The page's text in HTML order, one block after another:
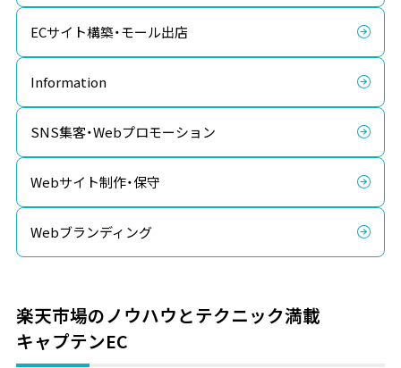
ECサイト構築・モール出店
Information
SNS集客・Webプロモーション
Webサイト制作・保守
Webブランディング
楽天市場のノウハウとテクニック満載
キャプテンEC